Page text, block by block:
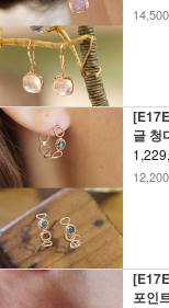
글 청
포인